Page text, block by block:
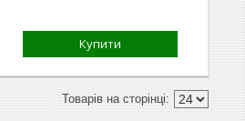
Купити